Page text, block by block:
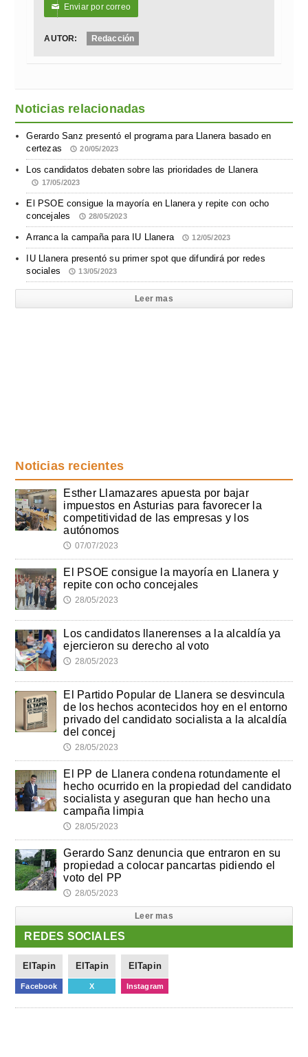
✉ Enviar por correo
AUTOR: Redacción
Noticias relacionadas
Gerardo Sanz presentó el programa para Llanera basado en
certezas
20/05/2023
Los candidatos debaten sobre las prioridades de Llanera
17/05/2023
El PSOE consigue la mayoría en Llanera y repite con ocho
concejales
28/05/2023
Arranca la campaña para IU Llanera 12/05/2023
IU Llanera presentó su primer spot que difundirá por redes
sociales
13/05/2023
Leer mas
Noticias recientes
Esther Llamazares apuesta por bajar
impuestos en Asturias para favorecer la
competitividad de las empresas y los
autónomos
🕔 07/07/2023
El PSOE consigue la mayoría en Llanera y
repite con ocho concejales
🕔 28/05/2023
Los candidatos llanerenses a la alcaldía ya
ejercieron su derecho al voto
🕔 28/05/2023
El Partido Popular de Llanera se desvincula
de los hechos acontecidos hoy en el entorno
privado del candidato socialista a la alcaldía
del concej
🕔 28/05/2023
El PP de Llanera condena rotundamente el
hecho ocurrido en la propiedad del candidato
socialista y aseguran que han hecho una
campaña limpia
🕔 28/05/2023
Gerardo Sanz denuncia que entraron en su
propiedad a colocar pancartas pidiendo el
voto del PP
🕔 28/05/2023
Leer mas
REDES SOCIALES
ElTapin
Facebook
ElTapin
X
ElTapin
Instagram